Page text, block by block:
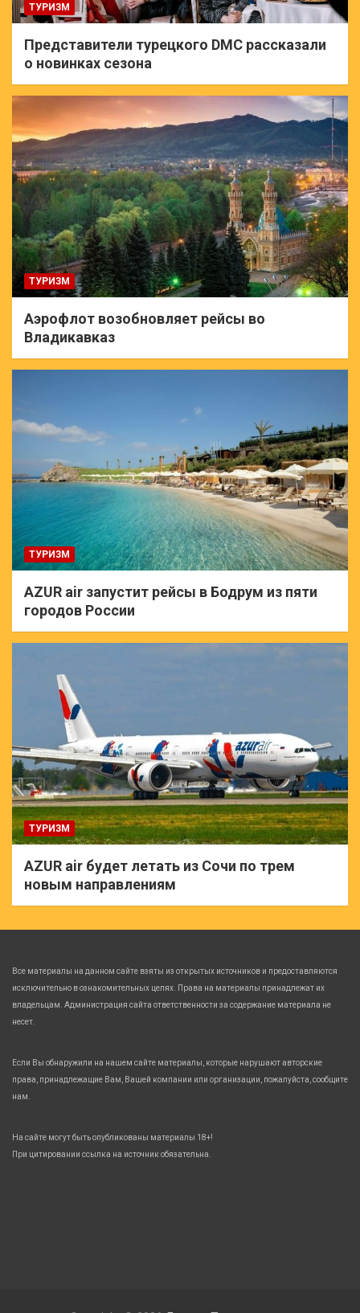
ТУРИЗМ
Представители турецкого DMC рассказали
о новинках сезона
ТУРИЗМ
Аэрофлот возобновляет рейсы во
Владикавказ
ТУРИЗМ
AZUR air запустит рейсы в Бодрум из пяти
городов России
ТУРИЗМ
AZUR air будет летать из Сочи по трем
новым направлениям
Все материалы на данном сайте взяты из открытых источников и предоставляются
исключительно в ознакомительных целях. Права на материалы принадлежат их
владельцам. Администрация сайта ответственности за содержание материала не
несет.
Если Вы обнаружили на нашем сайте материалы, которые нарушают авторские
права, принадлежащие Вам, Вашей компании или организации, пожалуйста, сообщите
нам.
На сайте могут быть опубликованы материалы 18+!
При цитировании ссылка на источник обязательна.